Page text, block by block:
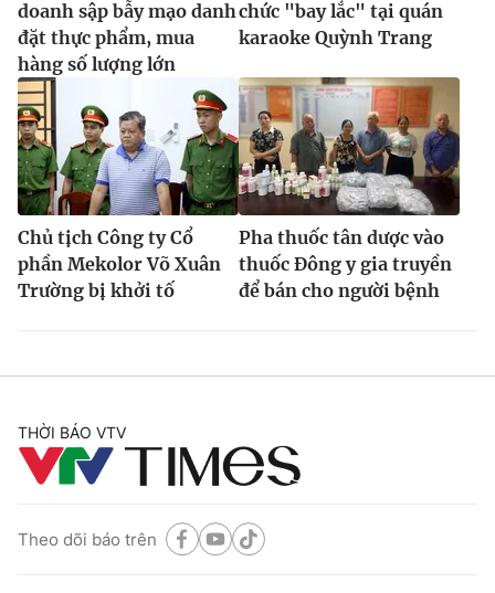
doanh sập bẫy mạo danh
đặt thực phẩm, mua
hàng số lượng lớn
chức "bay lắc" tại quán
karaoke Quỳnh Trang
Chủ tịch Công ty Cổ
phần Mekolor Võ Xuân
Trường bị khởi tố
Pha thuốc tân dược vào
thuốc Đông y gia truyền
để bán cho người bệnh
THỜI BÁO VTV
Theo dõi báo trên